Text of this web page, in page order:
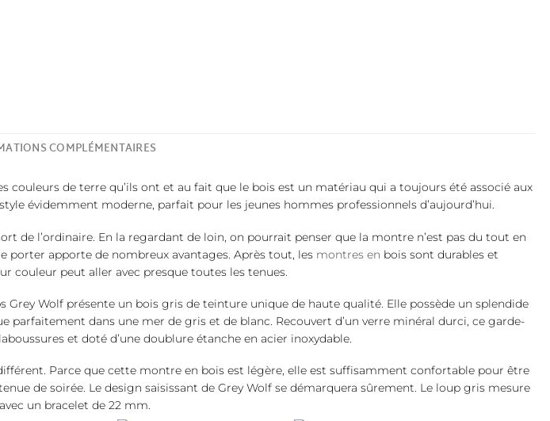
COMPLÉMENTAIRES
de terre qu’ils ont et au fait que le bois est un matériau qui a toujours été associé aux
évidemment moderne, parfait pour les jeunes hommes professionnels d’aujourd’hui.
de l’ordinaire. En la regardant de loin, on pourrait penser que la montre n’est pas du tout en
porter apporte de nombreux avantages. Après tout, les montres en bois sont durables et
couleur peut aller avec presque toutes les tenues.
Wolf présente un bois gris de teinture unique de haute qualité. Elle possède un splendide
parfaitement dans une mer de gris et de blanc. Recouvert d’un verre minéral durci, ce garde-
et doté d’une doublure étanche en acier inoxydable.
Parce que cette montre en bois est légère, elle est suffisamment confortable pour être
de soirée. Le design saisissant de Grey Wolf se démarquera sûrement. Le loup gris mesure
un bracelet de 22 mm.